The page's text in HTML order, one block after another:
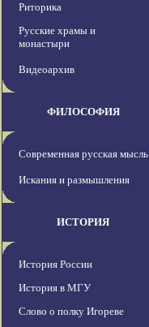
Риторика
Русские храмы и
монастыри
Видеоархив
ФИЛОСОФИЯ
Современная русская мысль
Искания и размышления
ИСТОРИЯ
История России
История в МГУ
Слово о полку Игореве